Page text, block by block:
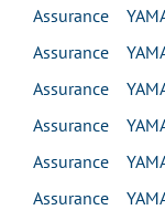
Assurance
Assurance
Assurance
Assurance
Assurance
Assurance